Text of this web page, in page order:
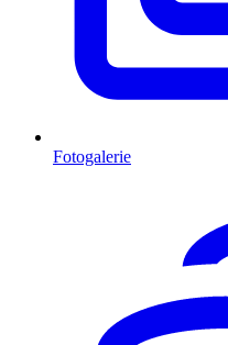
Fotogalerie